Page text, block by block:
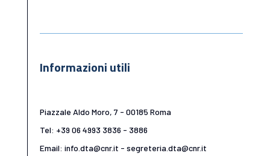
Informazioni utili
Piazzale Aldo Moro, 7 - 00185 Roma
Tel: +39 06 4993 3836 - 3886
Email: info.dta@cnr.it - segreteria.dta@cnr.it